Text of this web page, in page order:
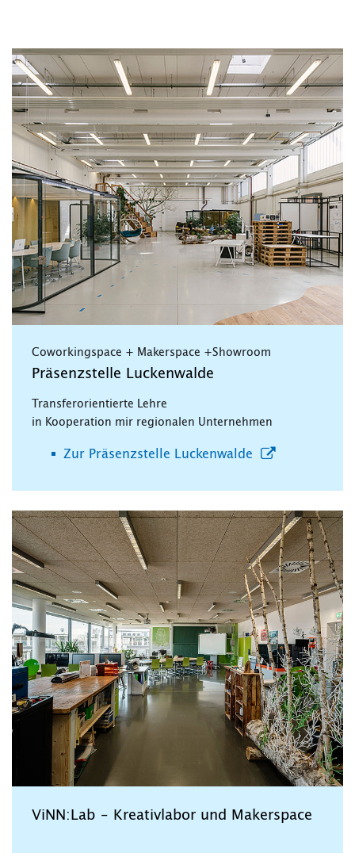
Coworkingspace + Makerspace +Showroom
Präsenzstelle Luckenwalde
Transferorientierte Lehre
in Kooperation mir regionalen Unternehmen
Zur Präsenzstelle Luckenwalde
ViNN:Lab – Kreativlabor und Makerspace